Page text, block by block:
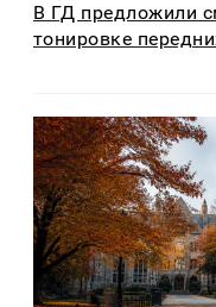
В ГД предложили
тонировке